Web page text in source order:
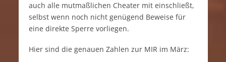
auch alle mutmaßlichen Cheater mit einschließt,
selbst wenn noch nicht genügend Beweise für
eine direkte Sperre vorliegen.
Hier sind die genauen Zahlen zur MIR im März: